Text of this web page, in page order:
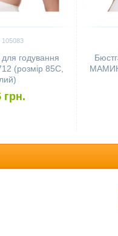
годування
(розмір 85C,
грн.
МАМИН